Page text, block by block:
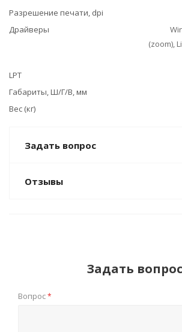
Разрешение печати, dpi
Драйверы
(zoom),
LPT
Габариты, Ш/Г/В, мм
Вес (кг)
Задать вопрос
Отзывы
Задать вопрос
Вопрос*